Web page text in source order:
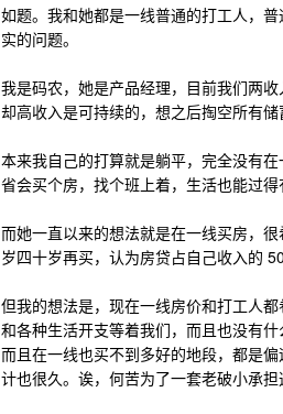
如题。我和她都是一线普通的打工人，
实的问题。
我是码农，她是产品经理，目前我们两
却高收入是可持续的，想之后掏空所有储
本来我自己的打算就是躺平，完全没有
省会买个房，找个班上着，生活也能过得
而她一直以来的想法就是在一线买房，
岁四十岁再买，认为房贷占自己收入的
但我的想法是，现在一线房价和打工人
和各种生活开支等着我们，而且也没有
而且在一线也买不到多好的地段，都是
计也很久。诶，何苦为了一套老破小承